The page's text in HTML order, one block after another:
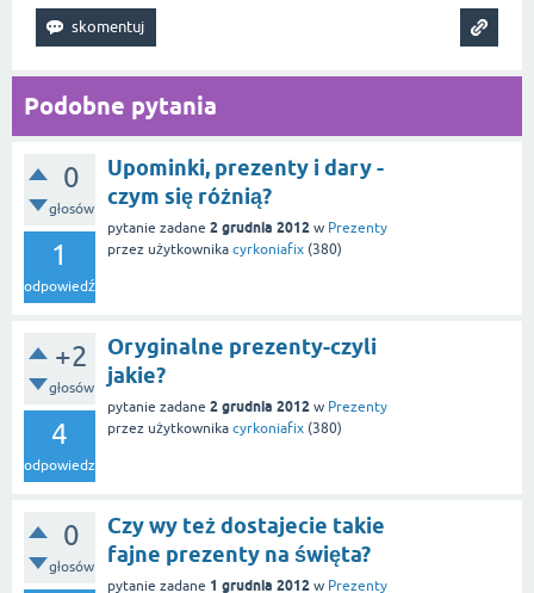
Podobne pytania
0
głosów
1
odpowiedź
Upominki, prezenty i dary -
czym się różnią?
pytanie zadane 2 grudnia 2012 w Prezenty
przez użytkownika cyrkoniafix (380)
+2
głosów
4
odpowiedzi
Oryginalne prezenty-czyli
jakie?
pytanie zadane 2 grudnia 2012 w Prezenty
przez użytkownika cyrkoniafix (380)
0
głosów
Czy wy też dostajecie takie
fajne prezenty na święta?
pytanie zadane 1 grudnia 2012 w Prezenty